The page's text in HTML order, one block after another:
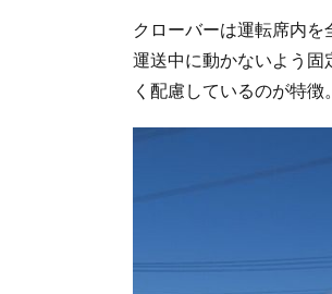
クローバーは運転席内
運送中に動かないよう
く配慮しているのが特徴。